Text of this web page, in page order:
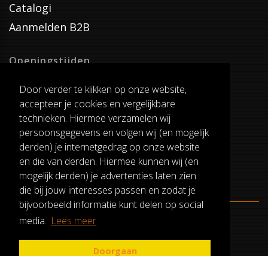
Door verder te klikken op onze website,
accepteer je cookies en vergelijkbare
technieken. Hiermee verzamelen wij
persoonsgegevens en volgen wij (en mogelijk
derden) je internetgedrag op onze website
en die van derden. Hiermee kunnen wij (en
mogelijk derden) je advertenties laten zien
die bij jouw interesses passen en zodat je
bijvoorbeeld informatie kunt delen op social
media. Lees meer
Doorgaan
Catalogi
Aanmelden B2B
Openingstijden
Dinsdag T/M Zaterdag
van 8:00-17:00
Verzenddagen
Dinsdag T/M Vrijdag
Pauze
12:30-13:00
RUILEN EN RETOURNEREN